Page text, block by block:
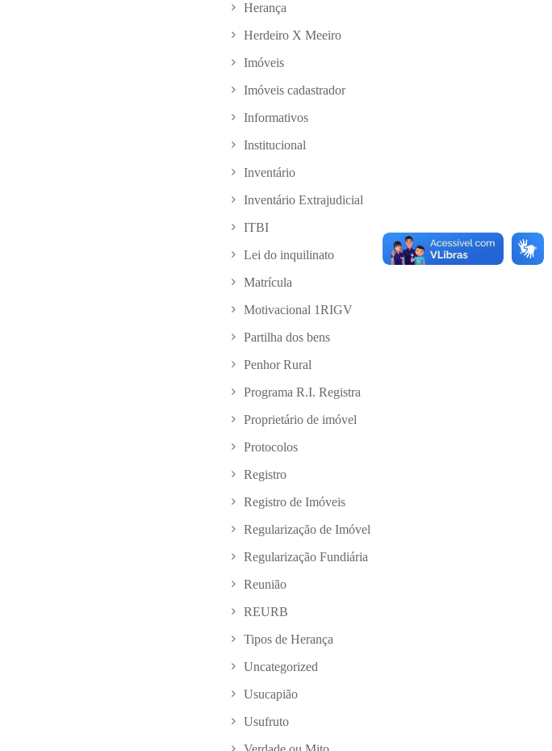
Herança
Herdeiro X Meeiro
Imóveis
Imóveis cadastrador
Informativos
Institucional
Inventário
Inventário Extrajudicial
ITBI
Lei do inquilinato
Matrícula
Motivacional 1RIGV
Partilha dos bens
Penhor Rural
Programa R.I. Registra
Proprietário de imóvel
Protocolos
Registro
Registro de Imóveis
Regularização de Imóvel
Regularização Fundiária
Reunião
REURB
Tipos de Herança
Uncategorized
Usucapião
Usufruto